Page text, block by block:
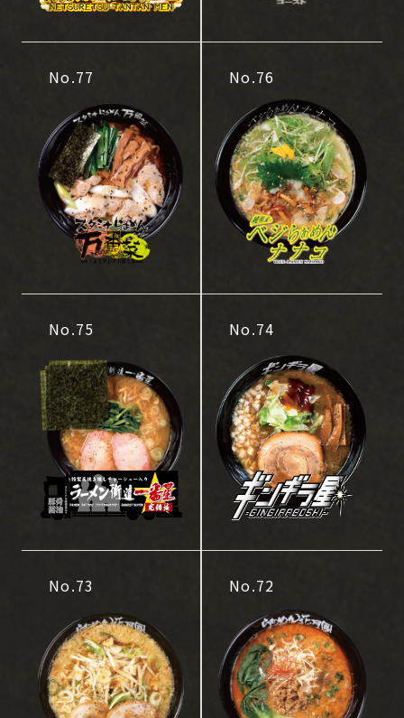
No.77 No.76
No.75 No.74
No.73 No.72